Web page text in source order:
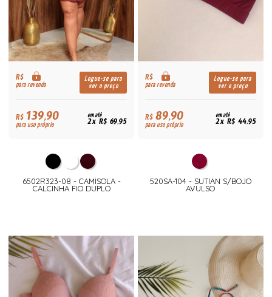
R$
para revenda
Logue-se para
ver o preço
R$139,90
para uso próprio
em até
2x R$ 69,95
6502R323-08 - CAMISOLA -
CALCINHA FIO DUPLO
R$
para revenda
Logue-se para
ver o preço
R$89,90
para uso próprio
em até
2x R$ 44,95
520SA-104 - SUTIAN S/BOJO
AVULSO